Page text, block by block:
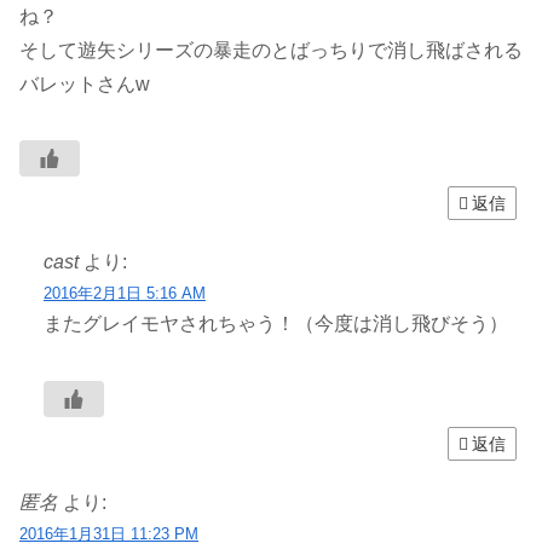
ね？
そして遊矢シリーズの暴走のとばっちりで消し飛ばされる
バレットさんw
返信
cast より:
2016年2月1日 5:16 AM
またグレイモヤされちゃう！（今度は消し飛びそう）
返信
匿名 より:
2016年1月31日 11:23 PM